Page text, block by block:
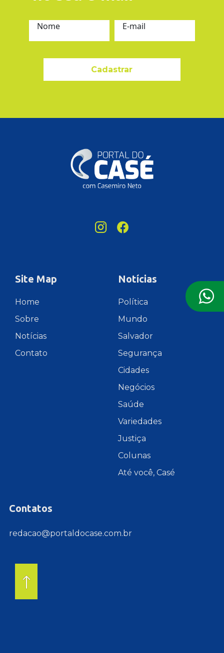
Nome E-mail
Cadastrar
Site Map
Home
Sobre
Notícias
Contato
Notícias
Política
Mundo
Salvador
Segurança
Cidades
Negócios
Saúde
Variedades
Justiça
Colunas
Até você, Casé
Contatos
redacao@portaldocase.com.br